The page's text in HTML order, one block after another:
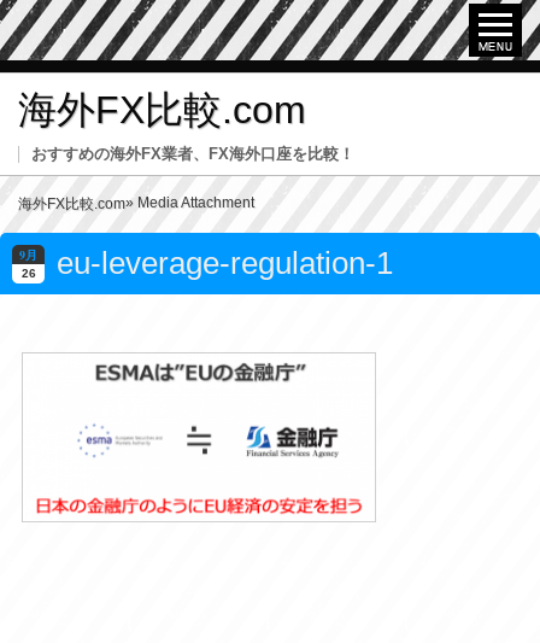
海外FX比較.com
おすすめの海外FX業者、FX海外口座を比較！
海外FX比較.com» Media Attachment
9月
26 eu-leverage-regulation-1